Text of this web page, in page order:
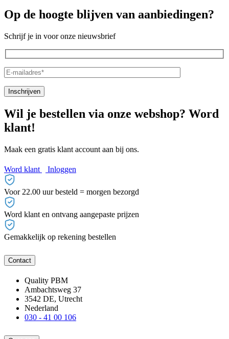
Op de hoogte blijven van aanbiedingen?
Schrijf je in voor onze nieuwsbrief
Wil je bestellen via onze webshop? Word
klant!
Maak een gratis klant account aan bij ons.
Word klant Inloggen
Voor 22.00 uur besteld = morgen bezorgd
Word klant en ontvang aangepaste prijzen
Gemakkelijk op rekening bestellen
Contact
Quality PBM
Ambachtsweg 37
3542 DE, Utrecht
Nederland
030 - 41 00 106